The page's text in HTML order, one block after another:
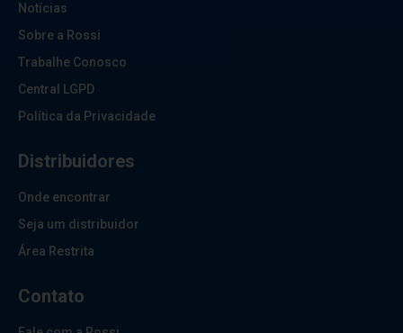
Notícias
Sobre a Rossi
Trabalhe Conosco
Central LGPD
Política da Privacidade
Distribuidores
Onde encontrar
Seja um distribuidor
Área Restrita
Contato